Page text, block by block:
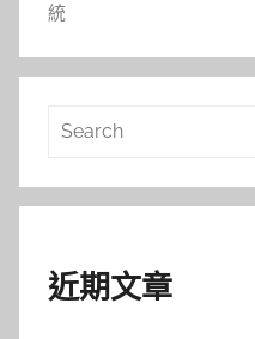
統
搜
近期文章